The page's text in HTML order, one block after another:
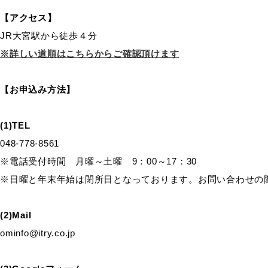
【アクセス】
JR大宮駅から徒歩４分
※詳しい道順はこちらからご確認頂けます
【お申込み方法】
(1)TEL
048-778-8561
※電話受付時間 月曜～土曜 9：00～17：30
※日曜と年末年始は閉所日となっております。お問い合わせの
(2)Mail
ominfo@itry.co.jp